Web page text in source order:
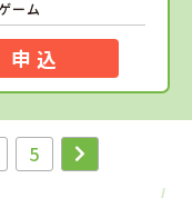
ーム
申 込
5